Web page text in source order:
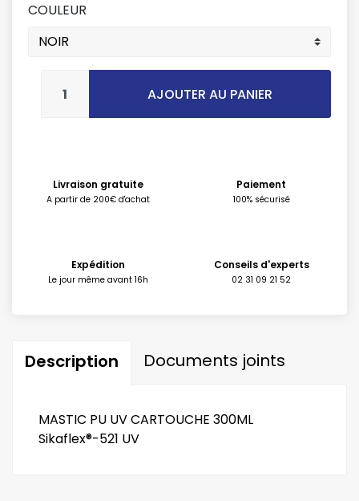
COULEUR
AJOUTER AU PANIER
Livraison gratuite
A partir de 200€ d'achat
Paiement
100% sécurisé
Expédition
Le jour même avant 16h
Conseils d'experts
02 31 09 21 52
Description Documents joints
MASTIC PU UV CARTOUCHE 300ML
Sikaflex®-521 UV